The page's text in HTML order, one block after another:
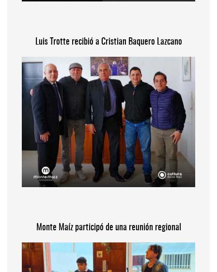
Luis Trotte recibió a Cristian Baquero Lazcano
Monte Maíz participó de una reunión regional